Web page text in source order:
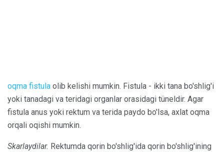
oqma fistula olib kelishi mumkin. Fistula - ikki tana bo'shlig'i
yoki tanadagi va teridagi organlar orasidagi tüneldir. Agar
fistula anus yoki rektum va terida paydo bo'lsa, axlat oqma
orqali oqishi mumkin.
Skarlaydilar. Rektumda qorin bo'shlig'ida qorin bo'shlig'ining